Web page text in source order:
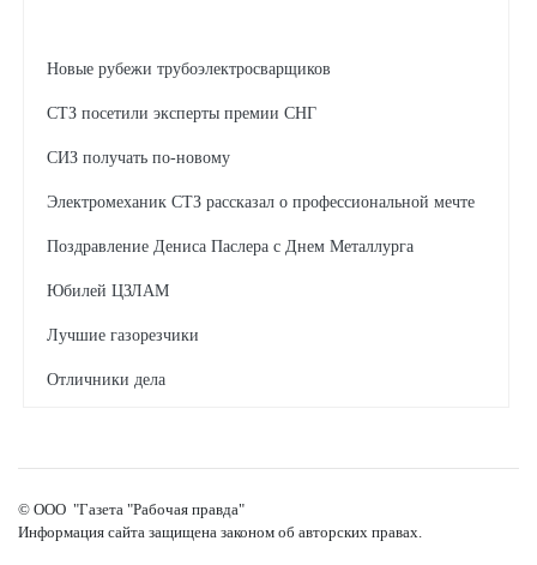
Новые рубежи трубоэлектросварщиков
СТЗ посетили эксперты премии СНГ
СИЗ получать по-новому
Электромеханик СТЗ рассказал о профессиональной мечте
Поздравление Дениса Паслера с Днем Металлурга
Юбилей ЦЗЛАМ
Лучшие газорезчики
Отличники дела
© ООО "Газета "Рабочая правда"
Информация сайта защищена законом об авторских правах.